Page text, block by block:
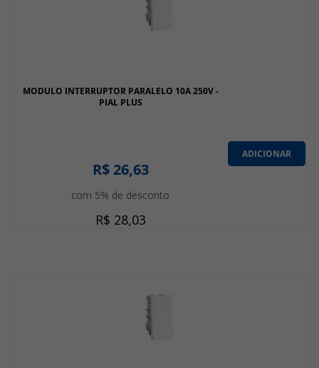
MODULO INTERRUPTOR PARALELO 10A 250V -
PIAL PLUS
R$ 26,63
com 5% de desconto
R$ 28,03
ADICIONAR